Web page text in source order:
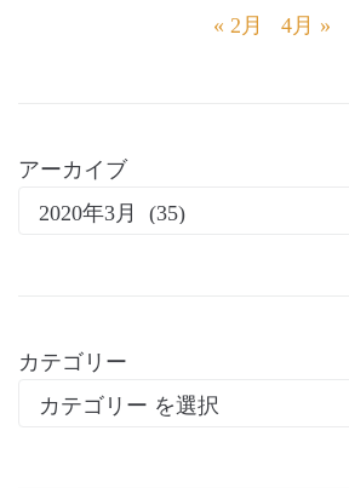
« 2月 4月 »
アーカイブ
カテゴリー